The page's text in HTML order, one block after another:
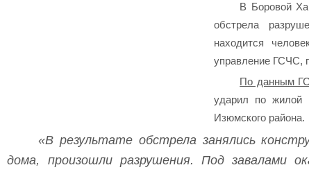
В Боровой
обстрела
находится
управление ГСЧС,
По данным
ударил по жилой
Изюмского района.
«В результате обстрела занялись
дома, произошли разрушения. Под завалами